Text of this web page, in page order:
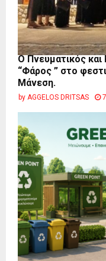
Ο Πνευματικός και
“Φάρος ” στο
Μάνεση.
by AGGELOS DRITSAS